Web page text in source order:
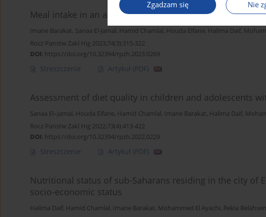
Zgadzam się Nie
Meal intake in an adult Moroccan population:
Imane Barakat, Sanaa El-Jamal, Hamid Chamlal, Houda Elfane, Halima Daif,
Rocz Panstw Zakl Hig 2023;74(3):315-322
DOI: https://doi.org/10.32394/rpzh.2023.0269
Streszczenie Artykuł (PDF)
Assessment of diet quality in children and adolescents
Sanaa El–Jamal, Houda Elfane, Hamid Chamlal, Imane Barakat, Halima Daif,
Rocz Panstw Zakl Hig 2022;73(4):413-422
DOI: https://doi.org/10.32394/rpzh.2022.0229
Streszczenie Artykuł (PDF)
Nutritional status of sub-Saharans residing in the city of
socio-economic status
Halima Daif, Hamid Chamlal, Imane Barakat, Mohammed El Ayachi, Rekia Belahsen